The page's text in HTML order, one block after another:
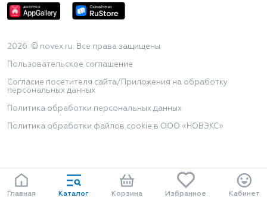
2026 © novex.ru. Все права защищены
Пользовательское соглашение
Согласие посетителя сайта/Приложения на обработку
персональных данных
Политика обработки персональных данных
Политика обработки файлов cookie в ООО «НОВЭКС»
Главная Каталог Корзина Избранное Кабинет